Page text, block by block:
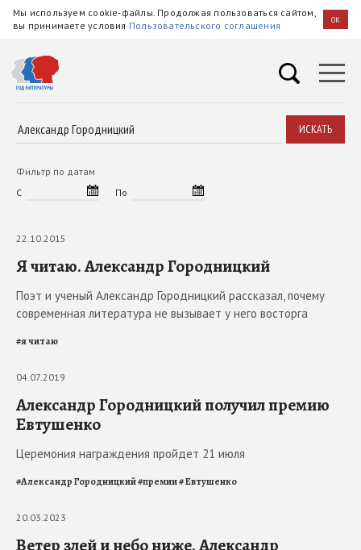
Мы используем cookie-файлы. Продолжая пользоваться сайтом,
вы принимаете условия Пользовательского соглашения OK
ИСКАТЬ
Фильтр по датам
С
По
22.10.2015
Я читаю. Александр Городницкий
Поэт и ученый Александр Городницкий рассказал, почему
современная литература не вызывает у него восторга
#я читаю
04.07.2019
Александр Городницкий получил премию
Евтушенко
Церемония награждения пройдет 21 июля
#Александр Городницкий#премии#Евтушенко
20.03.2023
Ветер злей и небо ниже. Александр